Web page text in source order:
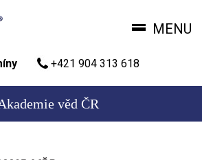
MENU
+421 904 313 618
věd ČR